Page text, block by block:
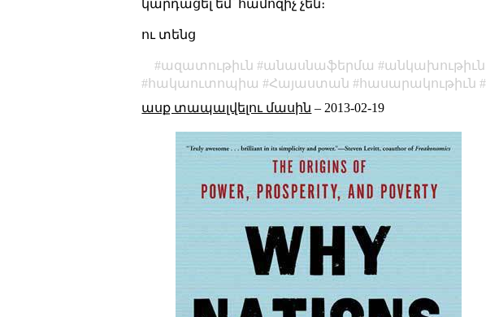
կարդացել եմ՝ համոզիչ չեն։
ու տենց
ազատութիւն անասնաֆերմա անկախութիւն
հակաուտոպիա
Հայաստան հասարակութիւն
ասք տապալվելու մասին – 2013-02-19